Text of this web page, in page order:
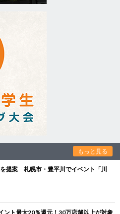
もっと見る
提案 札幌市・豊平川でイベント「川
ント最大20％還元！30万店舗以上が対象